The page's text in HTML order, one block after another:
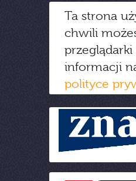
Ta strona
chwili
informacji
polityce